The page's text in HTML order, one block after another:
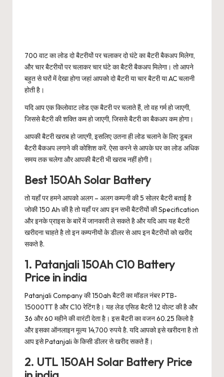
700 वाट का लोड दो बैटरीयों पर चलाकर दो घंटे का बैटरी बैकअप मिलेगा,
और चार बैटरीयों पर चलाकर चार घंटे का बैटरी बैकअप मिलेगा। तो आपने
बहुत से घरों में देखा होगा जहां आपको दो बैटरी या चार बैटरी या AC चलानी
होती है।
यदि आप एक किलोवाट लोड एक बैटरी पर चलाते हैं, तो वह गर्म हो जाएगी,
जिससे बैटरी की शक्ति कम हो जाएगी, जिससे बैटरी का बैकअप कम होगा।
आपकी बैटरी खराब हो जाएगी, इसलिए उतना ही लोड चलाने के लिए डूबल
बैटरी बैकअप लगाने की कोशिश करें. ऐसा करने से आपके घर का लोड अधिक
समय तक चलेगा और आपकी बैटरी भी खराब नहीं होगी।
Best 150Ah Solar Battery
तो यहाँ पर हमने आपको अलग – अलग कम्पनी की 5 सोलर बैटरी बताई है
जोकी 150 Ah की है तो यहाँ पर आप इन सभी बैटरीयों की Specification
और इनके प्राइस के बारें में जानकारी ले सकते है और यदि आप यह बैटरी
खरीदना चाहते है तो इन कम्पनीयों के डीलर से आप इन बैटरीयों को खरीद
सकते है.
1. Patanjali 150Ah C10 Battery
Price in india
Patanjali Company की 150ah बैटरी का मॉडल नंबर PTB-
15000TT है और C10 रेटिंग है। यह लेड एसिड बैटरी 12 वोल्ट की है और
36 और 60 महीने की वारंटी देता है। इस बैटरी का वजन 60.25 किलो है
और इसका ऑनलाइन मूल्य 14,700 रुपये है. यदि आपको इसे खरीदना है तो
आप इसे Patanjali के किसी डीलर से खरीद सकते हैं।
2. UTL 150AH Solar Battery Price